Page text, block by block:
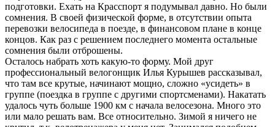
подготовки. Ехать на Красспорт я подумывал давно. Но были
сомнения. В своей физической форме, в отсутствии опыта
перевозки велосипеда в поезде, в финансовом плане в конце
концов. Как раз с решением последнего момента остальные
сомнения были отброшены.
Осталось набрать хоть какую-то форму. Мой друг
профессиональный велогонщик Илья Курышев рассказывал,
что там все крутые, начинают мощно, сложно «усидеть» в
группе (поездка в группе с другими спортсменами). Накатать
удалось чуть больше 1900 км с начала велосезона. Много это
или мало решать вам. Все относительно. Зимой я ничего не